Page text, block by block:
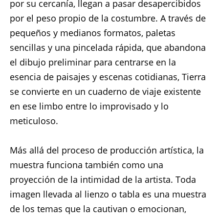
por su cercanía, llegan a pasar desapercibidos
por el peso propio de la costumbre. A través de
pequeños y medianos formatos, paletas
sencillas y una pincelada rápida, que abandona
el dibujo preliminar para centrarse en la
esencia de paisajes y escenas cotidianas, Tierra
se convierte en un cuaderno de viaje existente
en ese limbo entre lo improvisado y lo
meticuloso.
Más allá del proceso de producción artística, la
muestra funciona también como una
proyección de la intimidad de la artista. Toda
imagen llevada al lienzo o tabla es una muestra
de los temas que la cautivan o emocionan,